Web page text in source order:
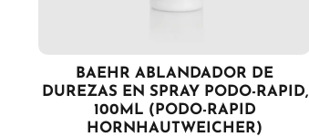
BAEHR ABLANDADOR DE
DUREZAS EN SPRAY PODO-RAPID,
100ML (PODO-RAPID
HORNHAUTWEICHER)